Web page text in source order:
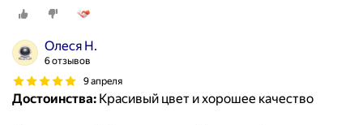
Олеся Н.
6 отзывов
9 апреля
Достоинства: Красивый цвет и хорошее качество